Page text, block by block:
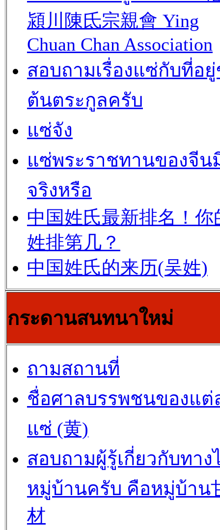
潁川陳氐宗親會 Ying
Chuan Chan Association
สอบถามเรื่องแซ่กับที่อ
ต้นตระกูลครับ
แซ่จัง
แซ่พระราชทานของจีน
จริงหรือ
中国姓氏最新排名！你
姓排第几？
中国姓氏的来历(吴姓)
กระดานสนทนาใหม่
ถามสถานที่
ชื่อศาลบรรพชนของแต่
แซ่ (黄)
สอบถามผู้รู้เกี่ยวกับทาง
หมู่บ้านครับ คือหมู่บ้าน
材